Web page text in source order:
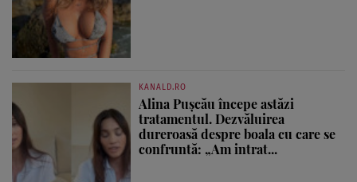
KANALD.RO
Alina Pușcău începe astăzi
tratamentul. Dezvăluirea
dureroasă despre boala cu care se
confruntă: „Am intrat...